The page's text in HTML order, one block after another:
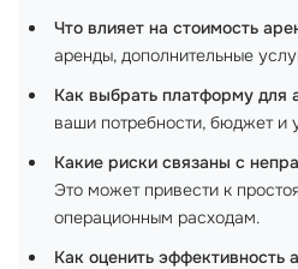
Что влияет на стоимость
аренды, дополнительные
Как выбрать платформу для
ваши потребности, бюджет и
Какие риски связаны с
Это может привести к
операционным расходам.
Как оценить эффективность